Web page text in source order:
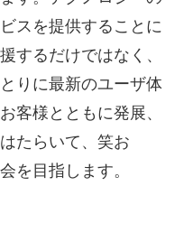
スを提供することに
するだけではなく、
りに最新のユーザ体
客様とともに発展、
たらいて、笑お
を目指します。